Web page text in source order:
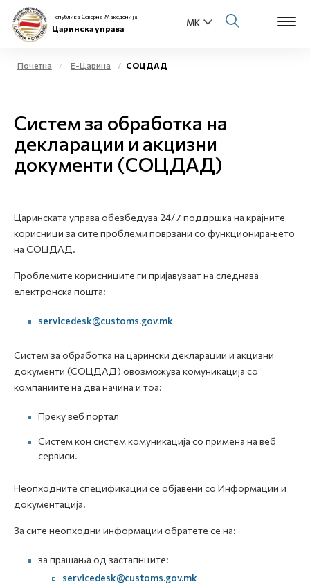
Бизнис заедница
Медиа центар
Контакт
Република Северна Македонија
Царинска управа
Почетна Е-Царина СОЦДАД
Систем за обработка на
декларации и акцизни
документи (СОЦДАД)
Царинската управа обезбедува 24/7 поддршка на крајните
корисници за сите проблеми поврзани со функционирањето
на СОЦДАД.
Проблемите корисниците ги пријавуваат на следнава
електронска пошта:
servicedesk@customs.gov.mk
Систем за обработка на царински декларации и акцизни
документи (СОЦДАД) овозможува комуникација со
компаниите на два начина и тоа:
Преку веб портал
Систем кон систем комуникација со примена на веб
сервиси.
Неопходните спецификации се објавени со Информации и
документација.
За сите неопходни информации обратете се на:
за прашања од застапнците:
servicedesk@customs.gov.mk